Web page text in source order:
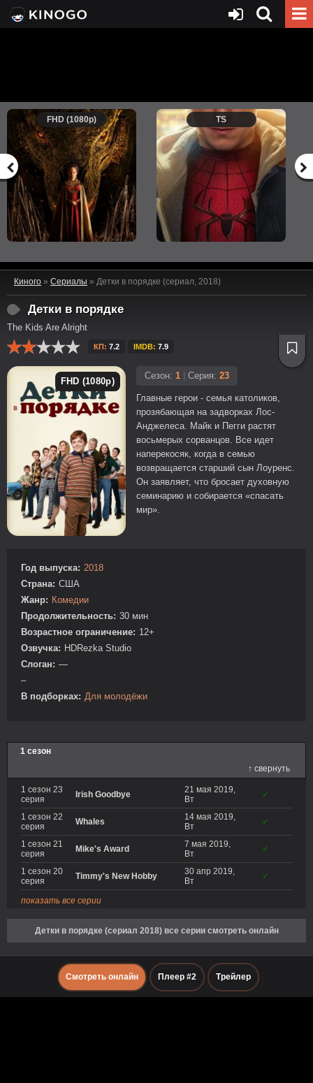
FHD (1080p) TS
Киного » Сериалы » Детки в порядке (сериал, 2018)
Детки в порядке
The Kids Are Alright
КП: 7.2 IMDB: 7.9
FHD (1080p)
Сезон: 1 Серия: 23
Главные герои - семья католиков,
прозябающая на задворках Лос-
Анджелеса. Майк и Пегги растят
восьмерых сорванцов. Все идет
наперекосяк, когда в семью
возвращается старший сын Лоуренс.
Он заявляет, что бросает духовную
семинарию и собирается «спасать
мир».
Год выпуска: 2018
Страна: США
Жанр: Комедии
Продолжительность: 30 мин
Возрастное ограничение: 12+
Озвучка: HDRezka Studio
Слоган: —
–
В подборках: Для молодёжи
1 сезон
↑ свернуть
1 сезон 23
серия
Irish Goodbye
21 мая 2019,
Вт
✓
1 сезон 22
серия
Whales
14 мая 2019,
Вт
✓
1 сезон 21
серия
Mike's Award
7 мая 2019,
Вт
✓
1 сезон 20
серия
Timmy's New Hobby
30 апр 2019,
Вт
✓
показать все серии
Детки в порядке (сериал 2018) все серии смотреть онлайн
Смотреть онлайн Плеер #2 Трейлер